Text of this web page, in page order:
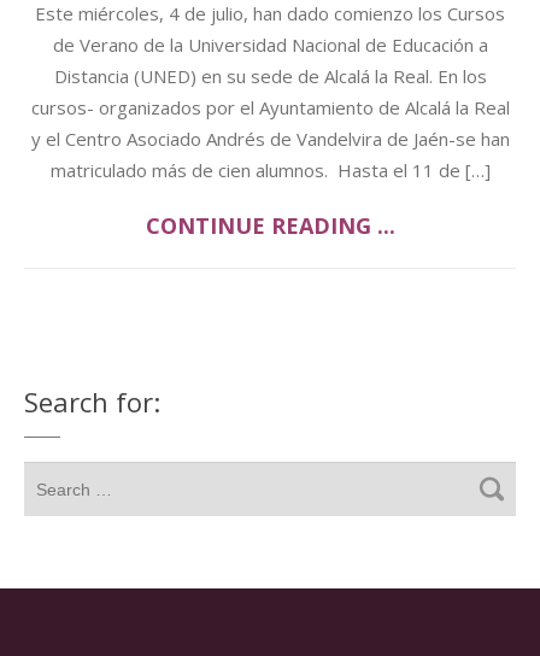
Este miércoles, 4 de julio, han dado comienzo los Cursos
de Verano de la Universidad Nacional de Educación a
Distancia (UNED) en su sede de Alcalá la Real. En los
cursos- organizados por el Ayuntamiento de Alcalá la Real
y el Centro Asociado Andrés de Vandelvira de Jaén-se han
matriculado más de cien alumnos. Hasta el 11 de […]
CONTINUE READING ...
Search for: